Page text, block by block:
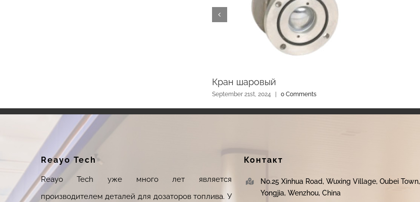
Кран шаровый
September 21st, 2024 0 Comments
Reayo Tech
Reayo Tech уже много лет является
производителем деталей для дозаторов топлива. У
Контакт
No.25 Xinhua Road, Wuxing Village, Oubei Town,
Yongjia, Wenzhou, China